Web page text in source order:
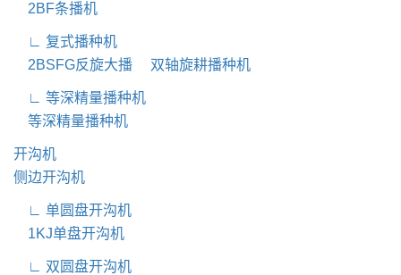
2BF条播机
∟ 复式播种机
2BSFG反旋大播
双轴旋耕播种机
∟ 等深精量播种机
等深精量播种机
开沟机
侧边开沟机
∟ 单圆盘开沟机
1KJ单盘开沟机
∟ 双圆盘开沟机